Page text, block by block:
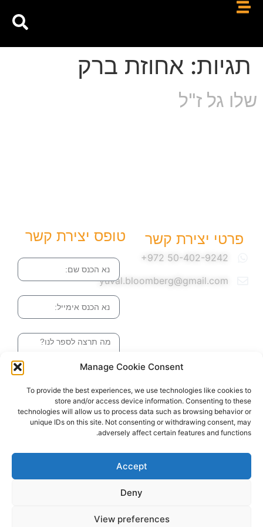
Manage Cookie Consent
To provide the best experiences, we use technologies like cookies to
store and/or access device information. Consenting to these
technologies will allow us to process data such as browsing behavior or
unique IDs on this site. Not consenting or withdrawing consent, may
adversely affect certain features and functions.
Accept
Deny
View preferences
תגיות: אחוזת ברק
שלו גל ז"ל
פרטי יצירת קשר
yuval.bloomberg@gmail.com
טופס יצירת קשר
שליחה והטופס
בדרך אלינו
האתר עוצב ונבנה ע"י סטודיו מומנטום